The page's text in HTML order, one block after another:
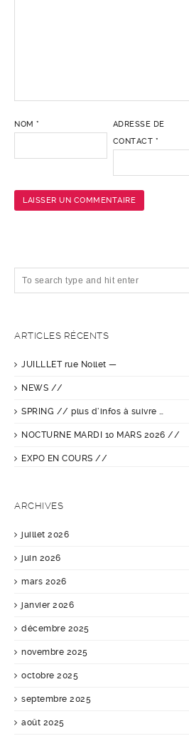
NOM *
ADRESSE DE
CONTACT *
ARTICLES RÉCENTS
JUILLLET rue Nollet —
NEWS //
SPRING // plus d’infos à suivre …
NOCTURNE MARDI 10 MARS 2026 //
EXPO EN COURS //
ARCHIVES
juillet 2026
juin 2026
mars 2026
janvier 2026
décembre 2025
novembre 2025
octobre 2025
septembre 2025
août 2025